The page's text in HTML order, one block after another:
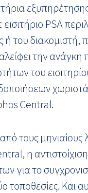
PSA
ή του
την
του
Central.
τους
η
για το
τοποθεσίες. Και